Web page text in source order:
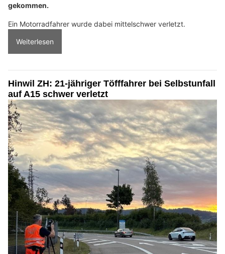
gekommen.
Ein Motorradfahrer wurde dabei mittelschwer verletzt.
Weiterlesen
Hinwil ZH: 21-jähriger Töfffahrer bei Selbstunfall
auf A15 schwer verletzt